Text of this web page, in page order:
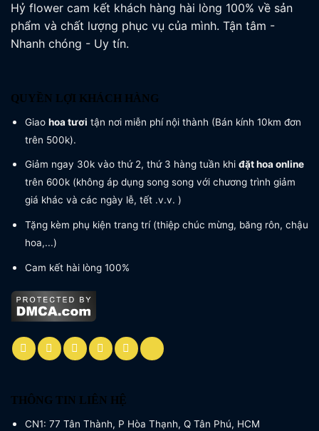
Hỷ flower cam kết khách hàng hài lòng 100% về sản
phẩm và chất lượng phục vụ của mình. Tận tâm -
Nhanh chóng - Uy tín.
QUYỀN LỢI KHÁCH HÀNG
Giao hoa tươi tận nơi miễn phí nội thành (Bán kính 10km đơn
trên 500k).
Giảm ngay 30k vào thứ 2, thứ 3 hàng tuần khi đặt hoa online
trên 600k (không áp dụng song song với chương trình giảm
giá khác và các ngày lễ, tết .v.v. )
Tặng kèm phụ kiện trang trí (thiệp chúc mừng, băng rôn, chậu
hoa,...)
Cam kết hài lòng 100%
THÔNG TIN LIÊN HỆ
CN1: 77 Tân Thành, P Hòa Thạnh, Q Tân Phú, HCM